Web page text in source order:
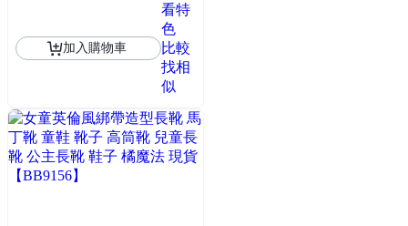
加入購物車
看特
色
比較
找相
似